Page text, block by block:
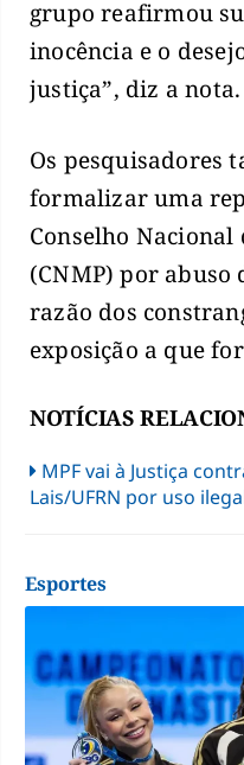
grupo reafirmou
inocência e o
justiça”, diz a nota.
Os pesquisadores
formalizar uma
Conselho
(CNMP) por
razão dos
exposição a que
NOTÍCIAS
MPF vai à Justiça
Lais/UFRN por uso
Esportes